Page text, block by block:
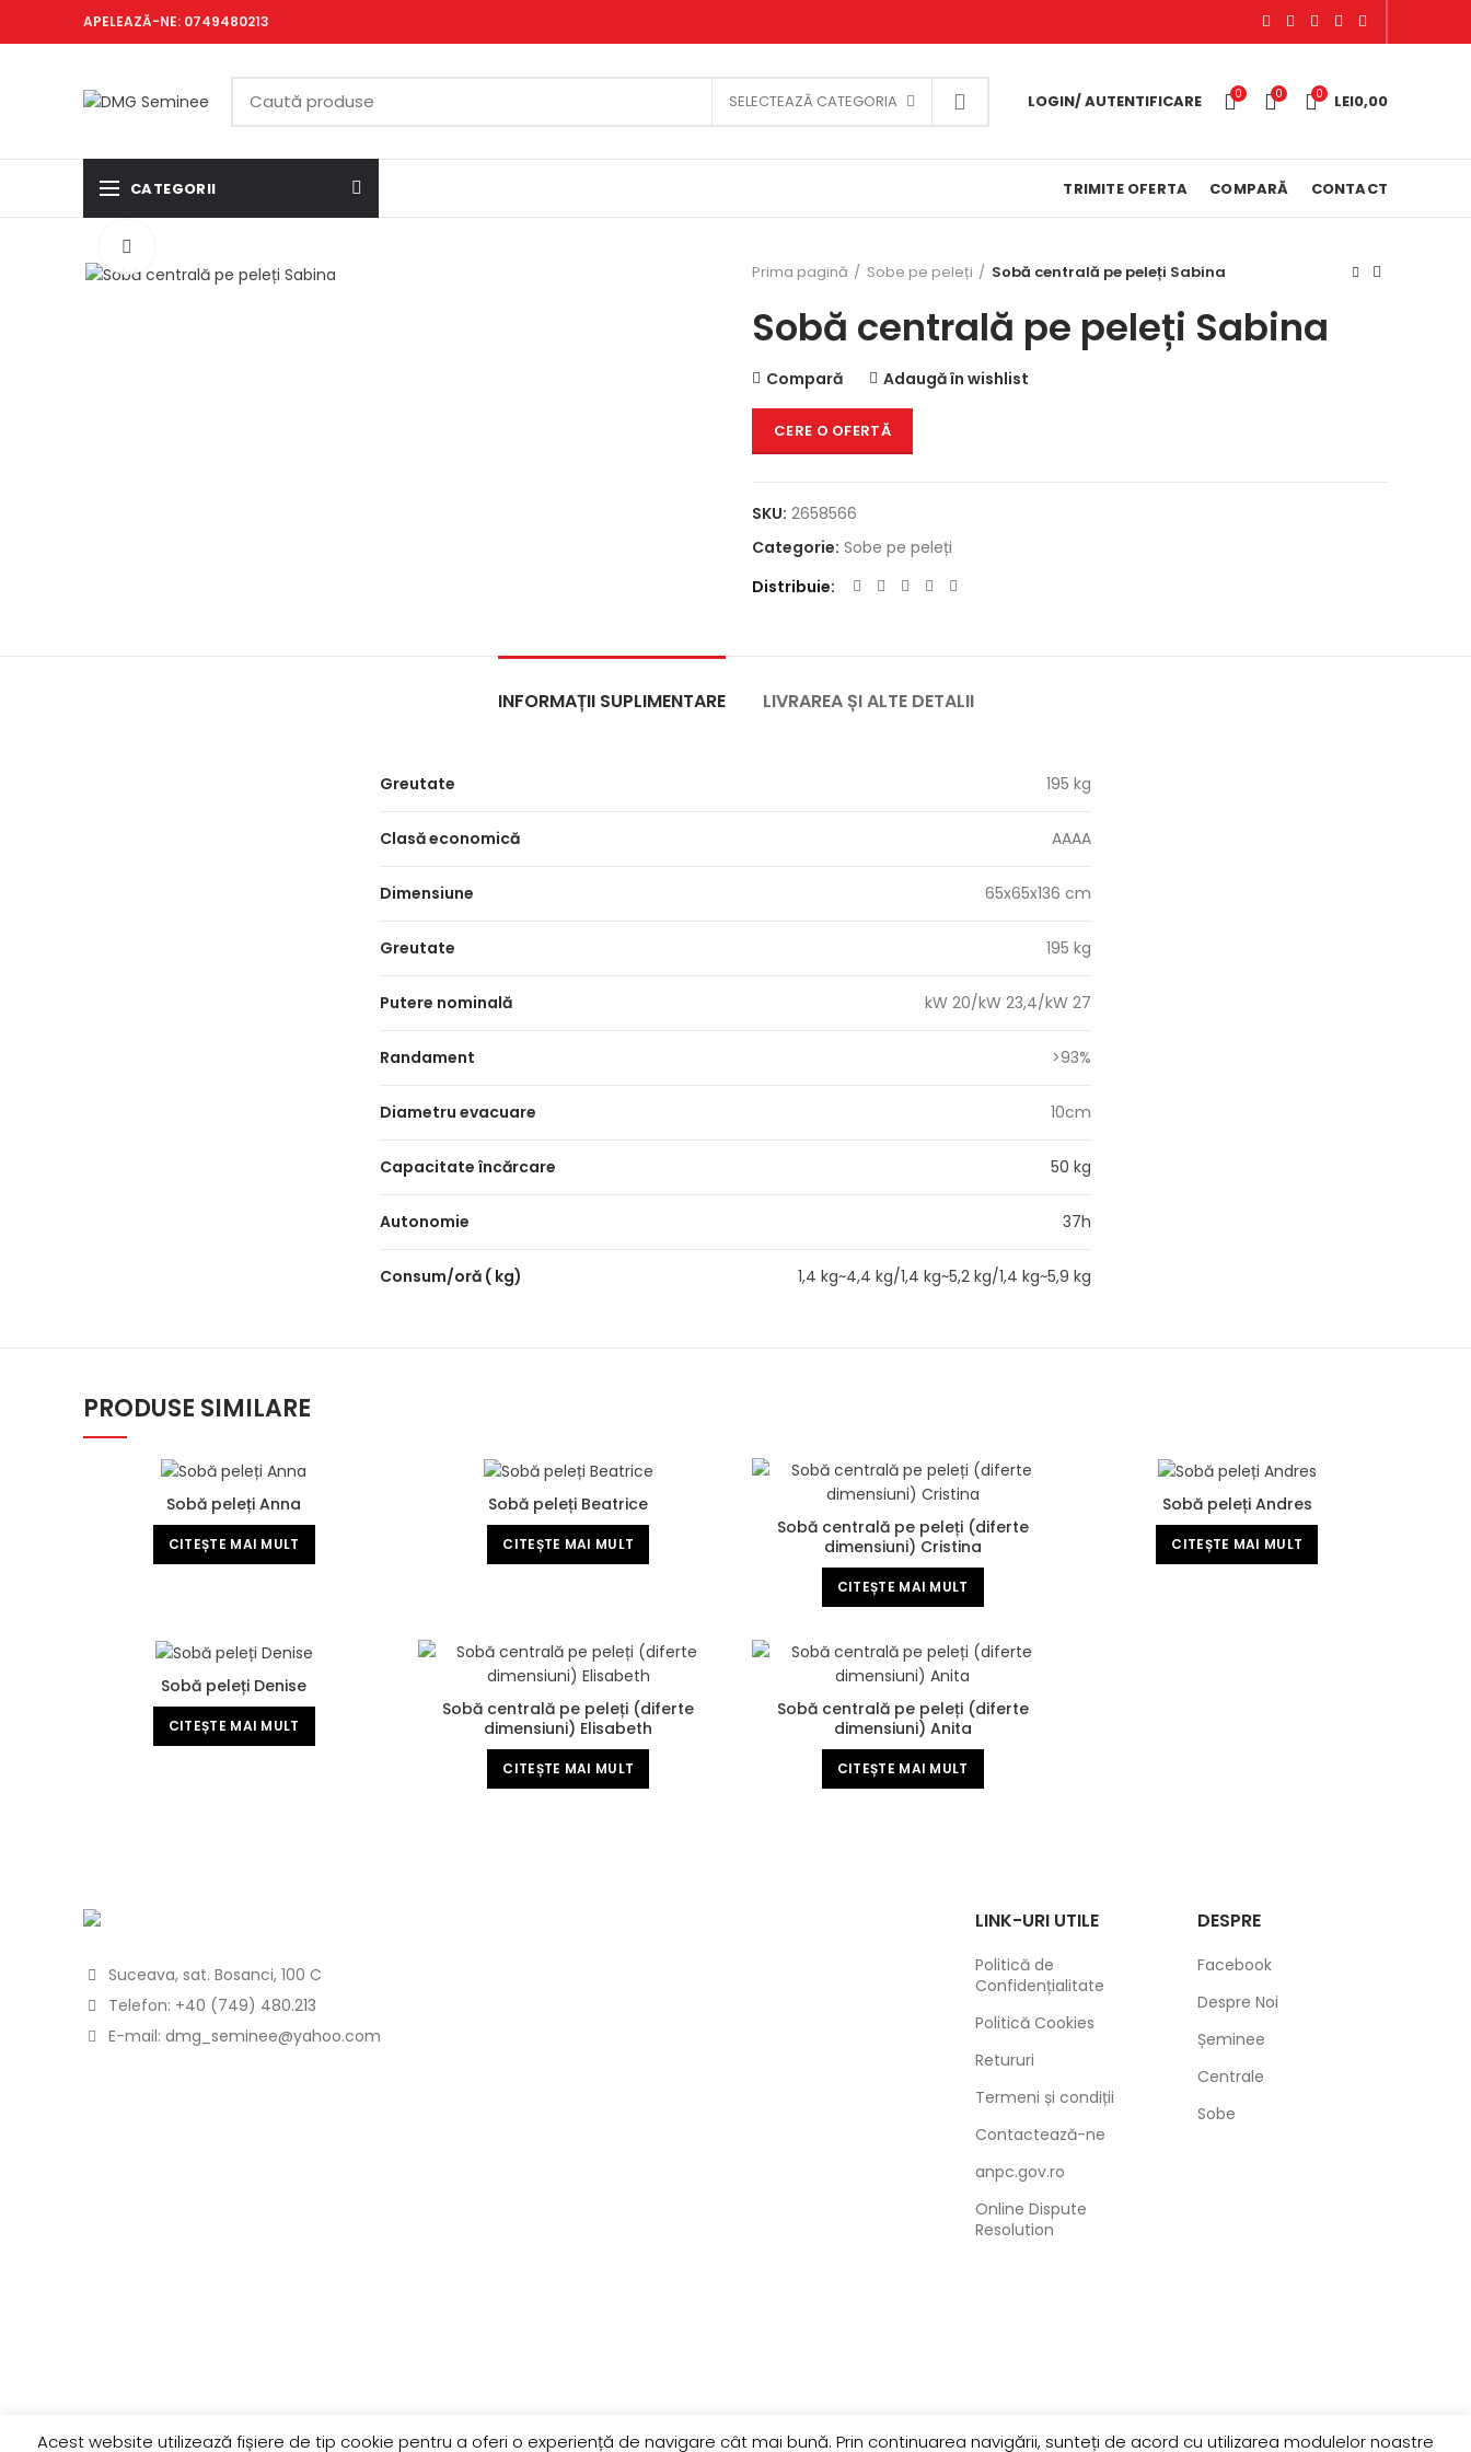
APELEAZĂ-NE: 0749480213
SELECTEAZĂ CATEGORIA LOGIN/ AUTENTIFICARE 0 0 0 LEI0,00
CATEGORII TRIMITE OFERTA COMPARĂ CONTACT
Prima pagină
Sobe pe peleți Sobă centrală pe peleți Sabina
Sobă centrală pe peleți Sabina
Compară Adaugă în wishlist
CERE O OFERTĂ
SKU: 2658566
Categorie: Sobe pe peleți
Distribuie
INFORMAȚII SUPLIMENTARE LIVRAREA ȘI ALTE DETALII
Greutate 195 kg
Clasă economică AAAA
Dimensiune 65x65x136 cm
Greutate 195 kg
Putere nominală kW 20/kW 23,4/kW 27
Randament >93%
Diametru evacuare 10cm
Capacitate încărcare 50 kg
Autonomie 37h
Consum/oră ( kg) 1,4 kg~4,4 kg/1,4 kg~5,2 kg/1,4 kg~5,9 kg
PRODUSE SIMILARE
Sobă peleți Anna
CITEȘTE MAI MULT
Sobă peleți Beatrice
CITEȘTE MAI MULT
Sobă centrală pe peleți (diferte
dimensiuni) Cristina
CITEȘTE MAI MULT
Sobă peleți Andres
CITEȘTE MAI MULT
Sobă peleți Denise
CITEȘTE MAI MULT
Sobă centrală pe peleți (diferte
dimensiuni) Elisabeth
CITEȘTE MAI MULT
Sobă centrală pe peleți (diferte
dimensiuni) Anita
CITEȘTE MAI MULT
Suceava, sat. Bosanci, 100 C
Telefon: +40 (749) 480.213
E-mail: dmg_seminee@yahoo.com
LINK-URI UTILE
Politică de
Confidențialitate
Politică Cookies
Retururi
Termeni și condiții
Contactează-ne
anpc.gov.ro
Online Dispute
Resolution
DESPRE
Facebook
Despre Noi
Șeminee
Centrale
Sobe
Acest website utilizează fișiere de tip cookie pentru a oferi o experiență de navigare cât mai bună. Prin continuarea navigării, sunteți de acord cu utilizarea modulelor noastre